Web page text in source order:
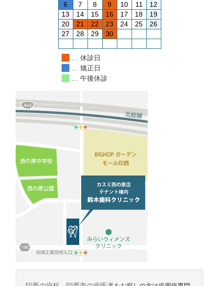
6
7 8 9 10 11
12
13
14 15 16 17 18
19
20
21 22 23 24 25
26
27
28 29 30
… 休診日
… 矯正日
… 午後休診